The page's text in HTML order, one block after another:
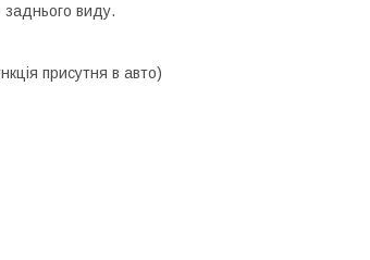
заднього виду.
присутня в авто)